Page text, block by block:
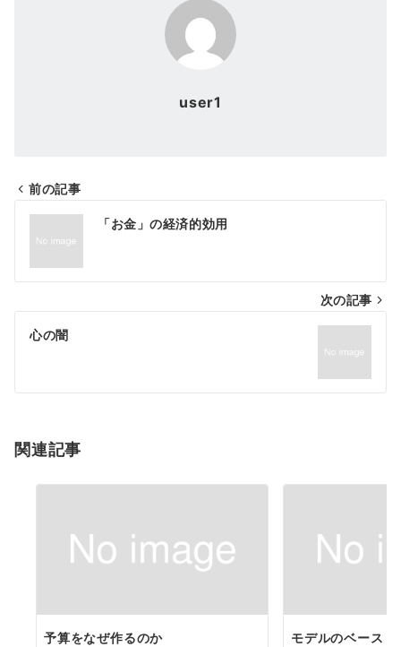
user1
投
ナ
ビ
ゲ
シ
ン
前の記事
「お金」の経済的効用
次の記事
心の闇
関連記事
予算をなぜ作るのか モデルのベース